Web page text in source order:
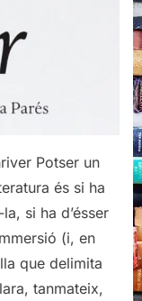
Potser un
és si ha
si ha d’ésser
(i, en
que delimita
tanmateix,